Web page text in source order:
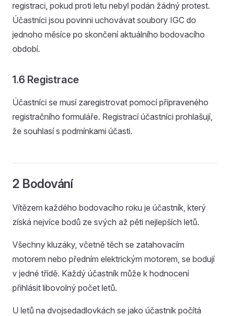
registraci, pokud proti letu nebyl podán žádný protest.
Účastníci jsou povinni uchovávat soubory IGC do
jednoho měsíce po skončení aktuálního bodovacího
období.
1.6 Registrace
Účastníci se musí zaregistrovat pomocí připraveného
registračního formuláře. Registrací účastníci prohlašují,
že souhlasí s podmínkami účasti.
2 Bodování
Vítězem každého bodovacího roku je účastník, který
získá nejvíce bodů ze svých až pěti nejlepších letů.
Všechny kluzáky, včetně těch se zatahovacím
motorem nebo předním elektrickým motorem, se bodují
v jedné třídě. Každý účastník může k hodnocení
přihlásit libovolný počet letů.
U letů na dvojsedadlovkách se jako účastník počítá